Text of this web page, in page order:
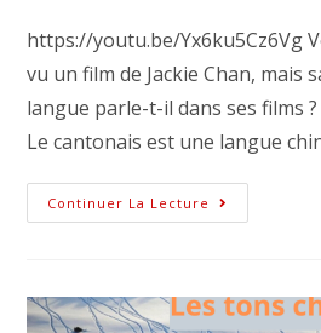
https://youtu.be/Yx6ku5Cz6Vg
vu un film de Jackie Chan, mais
langue parle-t-il dans ses films
Le cantonais est une langue
Continuer La Lecture